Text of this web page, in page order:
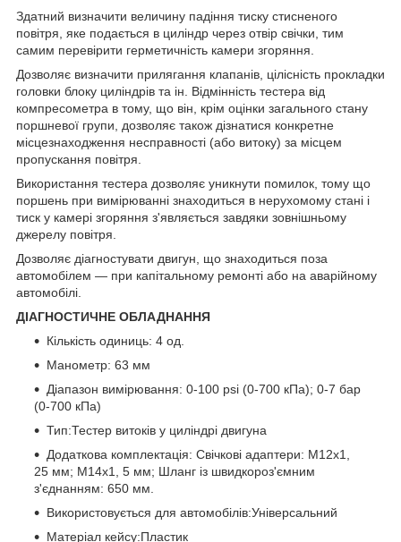
Здатний визначити величину падіння тиску стисненого
повітря, яке подається в циліндр через отвір свічки, тим
самим перевірити герметичність камери згоряння.
Дозволяє визначити прилягання клапанів, цілісність прокладки
головки блоку циліндрів та ін. Відмінність тестера від
компресометра в тому, що він, крім оцінки загального стану
поршневої групи, дозволяє також дізнатися конкретне
місцезнаходження несправності (або витоку) за місцем
пропускання повітря.
Використання тестера дозволяє уникнути помилок, тому що
поршень при вимірюванні знаходиться в нерухомому стані і
тиск у камері згоряння з'являється завдяки зовнішньому
джерелу повітря.
Дозволяє діагностувати двигун, що знаходиться поза
автомобілем — при капітальному ремонті або на аварійному
автомобілі.
ДІАГНОСТИЧНЕ ОБЛАДНАННЯ
Кількість одиниць: 4 од.
Манометр: 63 мм
Діапазон вимірювання: 0-100 psi (0-700 кПа); 0-7 бар
(0-700 кПа)
Тип:Тестер витоків у циліндрі двигуна
Додаткова комплектація: Свічкові адаптери: M12x1,
25 мм; M14x1, 5 мм; Шланг із швидкороз'ємним
з'єднанням: 650 мм.
Використовується для автомобілів:Універсальний
Матеріал кейсу:Пластик